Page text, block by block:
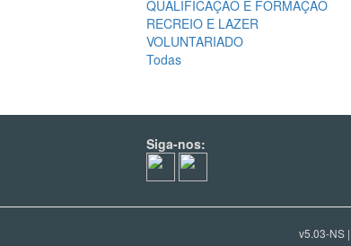
QUALIFICAÇÃO E FORMAÇÃO
RECREIO E LAZER
VOLUNTARIADO
Todas
Siga-nos:
v5.03-NS